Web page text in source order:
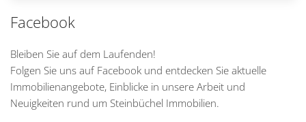
Facebook
Bleiben Sie auf dem Laufenden!
Folgen Sie uns auf Facebook und entdecken Sie aktuelle
Immobilienangebote, Einblicke in unsere Arbeit und
Neuigkeiten rund um Steinbüchel Immobilien.